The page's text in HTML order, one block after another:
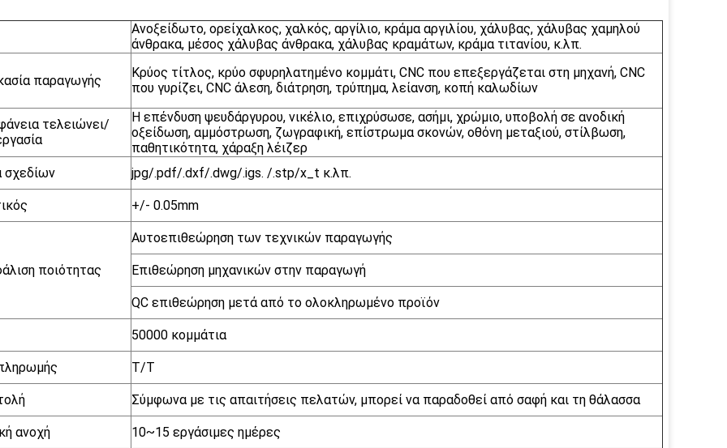
Ανοξείδωτο, ορείχαλκος, χαλκός, αργίλιο, κράμα αργιλίου, χάλυβας, χάλυβας χαμηλού
άνθρακα, μέσος χάλυβας άνθρακα, χάλυβας κραμάτων, κράμα τιτανίου, κ.λπ.
παραγωγής
Κρύος τίτλος, κρύο σφυρηλατημένο κομμάτι, CNC που επεξεργάζεται στη μηχανή, CNC
που γυρίζει, CNC άλεση, διάτρηση, τρύπημα, λείανση, κοπή καλωδίων
τελειώνει/
Η επένδυση ψευδάργυρου, νικέλιο, επιχρύσωσε, ασήμι, χρώμιο, υποβολή σε ανοδική
οξείδωση, αμμόστρωση, ζωγραφική, επίστρωμα σκονών, οθόνη μεταξιού, στίλβωση,
παθητικότητα, χάραξη λέιζερ
σχεδίων
jpg/.pdf/.dxf/.dwg/.igs. /.stp/x_t κ.λπ.
+/- 0.05mm
ποιότητας
Αυτοεπιθεώρηση των τεχνικών παραγωγής
Επιθεώρηση μηχανικών στην παραγωγή
QC επιθεώρηση μετά από το ολοκληρωμένο προϊόν
50000 κομμάτια
T/T
Σύμφωνα με τις απαιτήσεις πελατών, μπορεί να παραδοθεί από σαφή και τη θάλασσα
ανοχή
10~15 εργάσιμες ημέρες